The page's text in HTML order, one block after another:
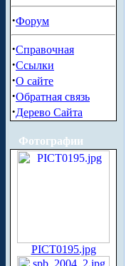
·Форум
·Справочная
·Ссылки
·О сайте
·Обратная связь
·Дерево Сайта
Фотографии
PICT0195.jpg